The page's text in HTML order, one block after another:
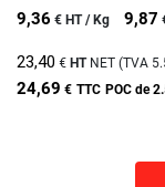
9,36 € HT / Kg 9,87
23,40 € HTNET (TVA
24,69 € TTC POC de